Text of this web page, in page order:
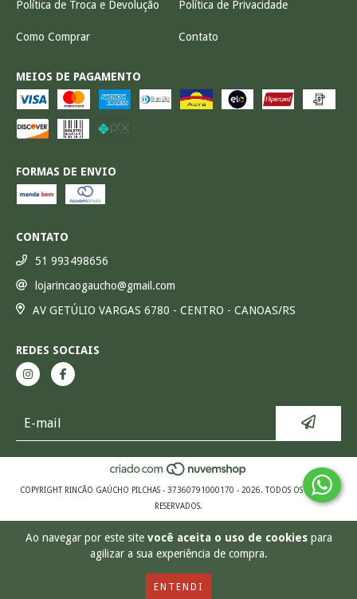
Ao navegar por este site você aceita o uso de cookiespara
agilizar a sua experiência de compra.
ENTENDI
Política de Troca e Devolução Política de Privacidade
Como Comprar Contato
MEIOS DE PAGAMENTO
FORMAS DE ENVIO
CONTATO
51 993498656
lojarincaogaucho@gmail.com
AV GETÚLIO VARGAS 6780 - CENTRO - CANOAS/RS
REDES SOCIAIS
COPYRIGHT RINCÃO GAÚCHO PILCHAS - 37360791000170 - 2026. TODOS OS DIREITOS
RESERVADOS.